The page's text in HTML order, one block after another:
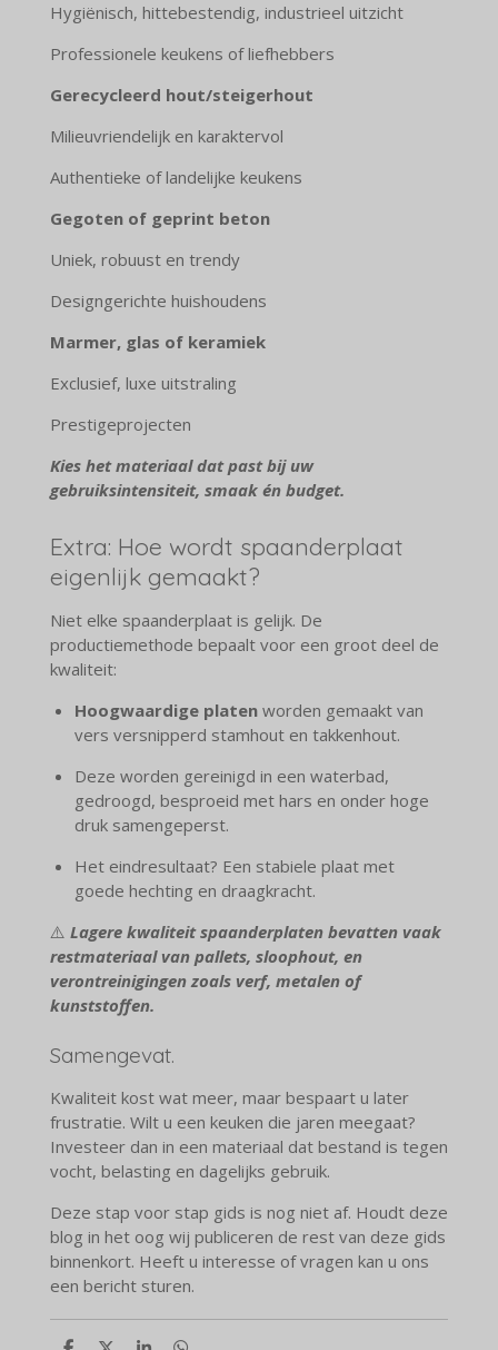
Hygiënisch, hittebestendig, industrieel uitzicht
Professionele keukens of liefhebbers
Gerecycleerd hout/steigerhout
Milieuvriendelijk en karaktervol
Authentieke of landelijke keukens
Gegoten of geprint beton
Uniek, robuust en trendy
Designgerichte huishoudens
Marmer, glas of keramiek
Exclusief, luxe uitstraling
Prestigeprojecten
Kies het materiaal dat past bij uw
gebruiksintensiteit, smaak én budget.
Extra: Hoe wordt spaanderplaat
eigenlijk gemaakt?
Niet elke spaanderplaat is gelijk. De
productiemethode bepaalt voor een groot deel de
kwaliteit:
Hoogwaardige platen worden gemaakt van
vers versnipperd stamhout en takkenhout.
Deze worden gereinigd in een waterbad,
gedroogd, besproeid met hars en onder hoge
druk samengeperst.
Het eindresultaat? Een stabiele plaat met
goede hechting en draagkracht.
⚠️ Lagere kwaliteit spaanderplaten bevatten vaak
restmateriaal van pallets, sloophout, en
verontreinigingen zoals verf, metalen of
kunststoffen.
Samengevat.
Kwaliteit kost wat meer, maar bespaart u later
frustratie. Wilt u een keuken die jaren meegaat?
Investeer dan in een materiaal dat bestand is tegen
vocht, belasting en dagelijks gebruik.
Deze stap voor stap gids is nog niet af. Houdt deze
blog in het oog wij publiceren de rest van deze gids
binnenkort. Heeft u interesse of vragen kan u ons
een bericht sturen.